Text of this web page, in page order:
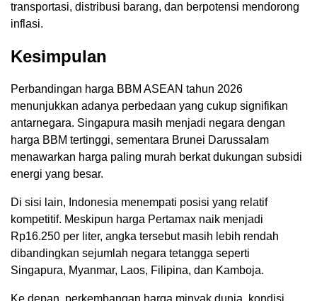
transportasi, distribusi barang, dan berpotensi mendorong
inflasi.
Kesimpulan
Perbandingan harga BBM ASEAN tahun 2026
menunjukkan adanya perbedaan yang cukup signifikan
antarnegara. Singapura masih menjadi negara dengan
harga BBM tertinggi, sementara Brunei Darussalam
menawarkan harga paling murah berkat dukungan subsidi
energi yang besar.
Di sisi lain, Indonesia menempati posisi yang relatif
kompetitif. Meskipun harga Pertamax naik menjadi
Rp16.250 per liter, angka tersebut masih lebih rendah
dibandingkan sejumlah negara tetangga seperti
Singapura, Myanmar, Laos, Filipina, dan Kamboja.
Ke depan, perkembangan harga minyak dunia, kondisi